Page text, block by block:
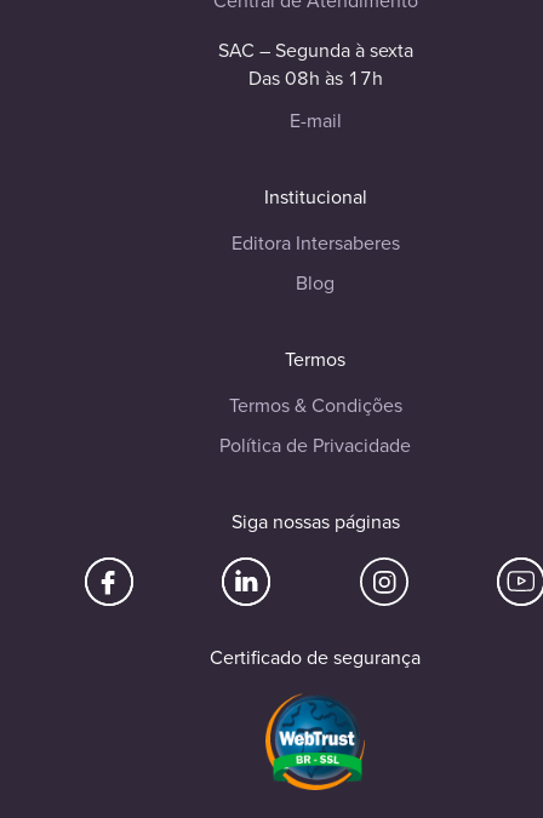
SAC – Segunda à sexta
Das 08h às 17h
E-mail
Institucional
Editora Intersaberes
Blog
Termos
Termos & Condições
Política de Privacidade
Siga nossas páginas
Certificado de segurança